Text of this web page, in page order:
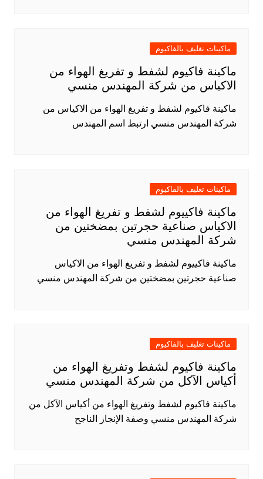
ماكينات تغليف بالفاكيوم
ماكينة فاكيوم لشفط و تفريغ الهواء من
الاكياس من شركة المهندس منسي
ماكينة فاكيوم لشفط و تفريغ الهواء من الاكياس من
شركة المهندس منسي ارتبط اسم المهندس
ماكينات تغليف بالفاكيوم
ماكينة فاكييوم لشفط و تفريغ الهواء من
الاكياس صناعية حجرتين بمضختين من
شركة المهندس منسي
ماكينة فاكييوم لشفط و تفريغ الهواء من الاكياس
صناعية حجرتين بمضختين من شركة المهندس منسي
ماكينات تغليف بالفاكيوم
ماكينة فاكيوم لشفط وتفريغ الهواء من
أكياس الآكل من شركة المهندس منسي
ماكينة فاكيوم لشفط وتفريغ الهواء من أكياس الآكل من
شركة المهندس منسي وصفة الإنجاز الناجح